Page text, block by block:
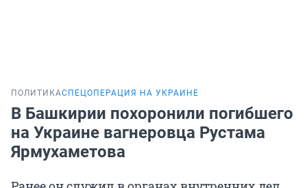
ПОЛИТИКАСПЕЦОПЕРАЦИЯ НА УКРАИНЕ
В Башкирии похоронили погибшего
на Украине вагнеровца Рустама
Ярмухаметова